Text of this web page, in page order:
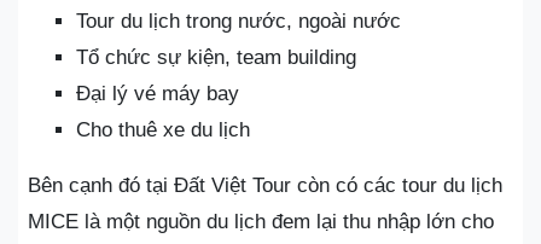
Tour du lịch trong nước, ngoài nước
Tổ chức sự kiện, team building
Đại lý vé máy bay
Cho thuê xe du lịch
Bên cạnh đó tại Đất Việt Tour còn có các tour du lịch
MICE là một nguồn du lịch đem lại thu nhập lớn cho